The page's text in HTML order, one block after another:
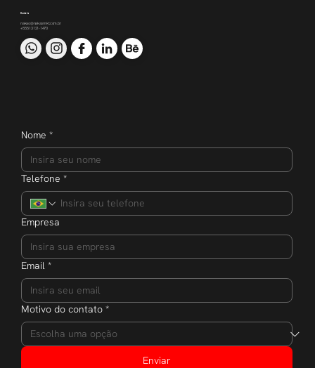
Contato
nakao@nakaomkt.com.br
+55 51 3121-1470
Nome *
Telefone *
Empresa
Email *
Motivo do contato *
Enviar